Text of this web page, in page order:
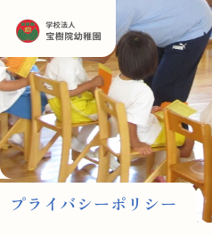
プライバシーポリシー